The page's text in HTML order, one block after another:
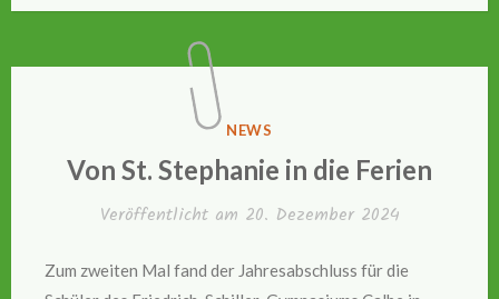
VERÖFFENTLICHT
NEWS
Von St. Stephanie in die Ferien
Veröffentlicht am 20. Dezember 2024
Zum zweiten Mal fand der Jahresabschluss für die